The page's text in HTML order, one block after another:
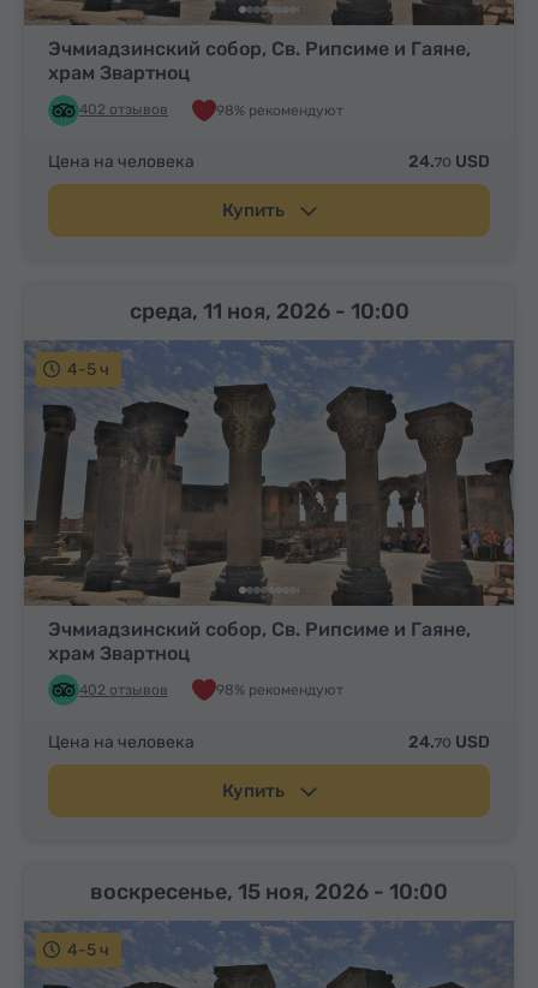
Эчмиадзинский собор, Св. Рипсиме и Гаяне,
храм Звартноц
402 отзывов 98% рекомендуют
Цена на человека 24.70 USD
Купить
4-5 ч
Эчмиадзинский собор, Св. Рипсиме и Гаяне,
храм Звартноц
402 отзывов 98% рекомендуют
среда, 11 ноя, 2026 - 10:00
Цена на человека 24.70 USD
Купить
4-5 ч
воскресенье, 15 ноя, 2026 - 10:00